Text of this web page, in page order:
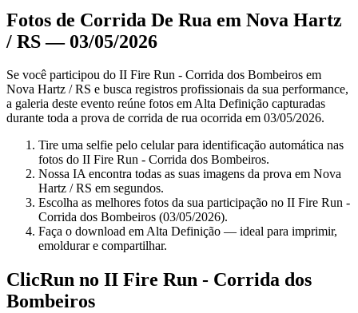
Fotos de Corrida De Rua em Nova Hartz
/ RS — 03/05/2026
Se você participou do II Fire Run - Corrida dos Bombeiros em
Nova Hartz / RS e busca registros profissionais da sua performance,
a galeria deste evento reúne fotos em Alta Definição capturadas
durante toda a prova de corrida de rua ocorrida em 03/05/2026.
Tire uma selfie pelo celular para identificação automática nas
fotos do II Fire Run - Corrida dos Bombeiros.
Nossa IA encontra todas as suas imagens da prova em Nova
Hartz / RS em segundos.
Escolha as melhores fotos da sua participação no II Fire Run -
Corrida dos Bombeiros (03/05/2026).
Faça o download em Alta Definição — ideal para imprimir,
emoldurar e compartilhar.
ClicRun no II Fire Run - Corrida dos
Bombeiros